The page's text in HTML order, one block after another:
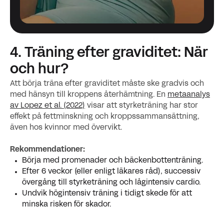
4. Träning efter graviditet: När
och hur?
Att börja träna efter graviditet måste ske gradvis och
med hänsyn till kroppens återhämtning. En metaanalys
av Lopez et al. (2022) visar att styrketräning har stor
effekt på fettminskning och kroppssammansättning,
även hos kvinnor med övervikt.
Rekommendationer:
Börja med promenader och bäckenbottenträning.
Efter 6 veckor (eller enligt läkares råd), successiv
övergång till styrketräning och lågintensiv cardio.
Undvik högintensiv träning i tidigt skede för att
minska risken för skador.